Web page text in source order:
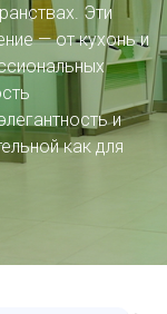
Эти
— от кухонь и
и
как для